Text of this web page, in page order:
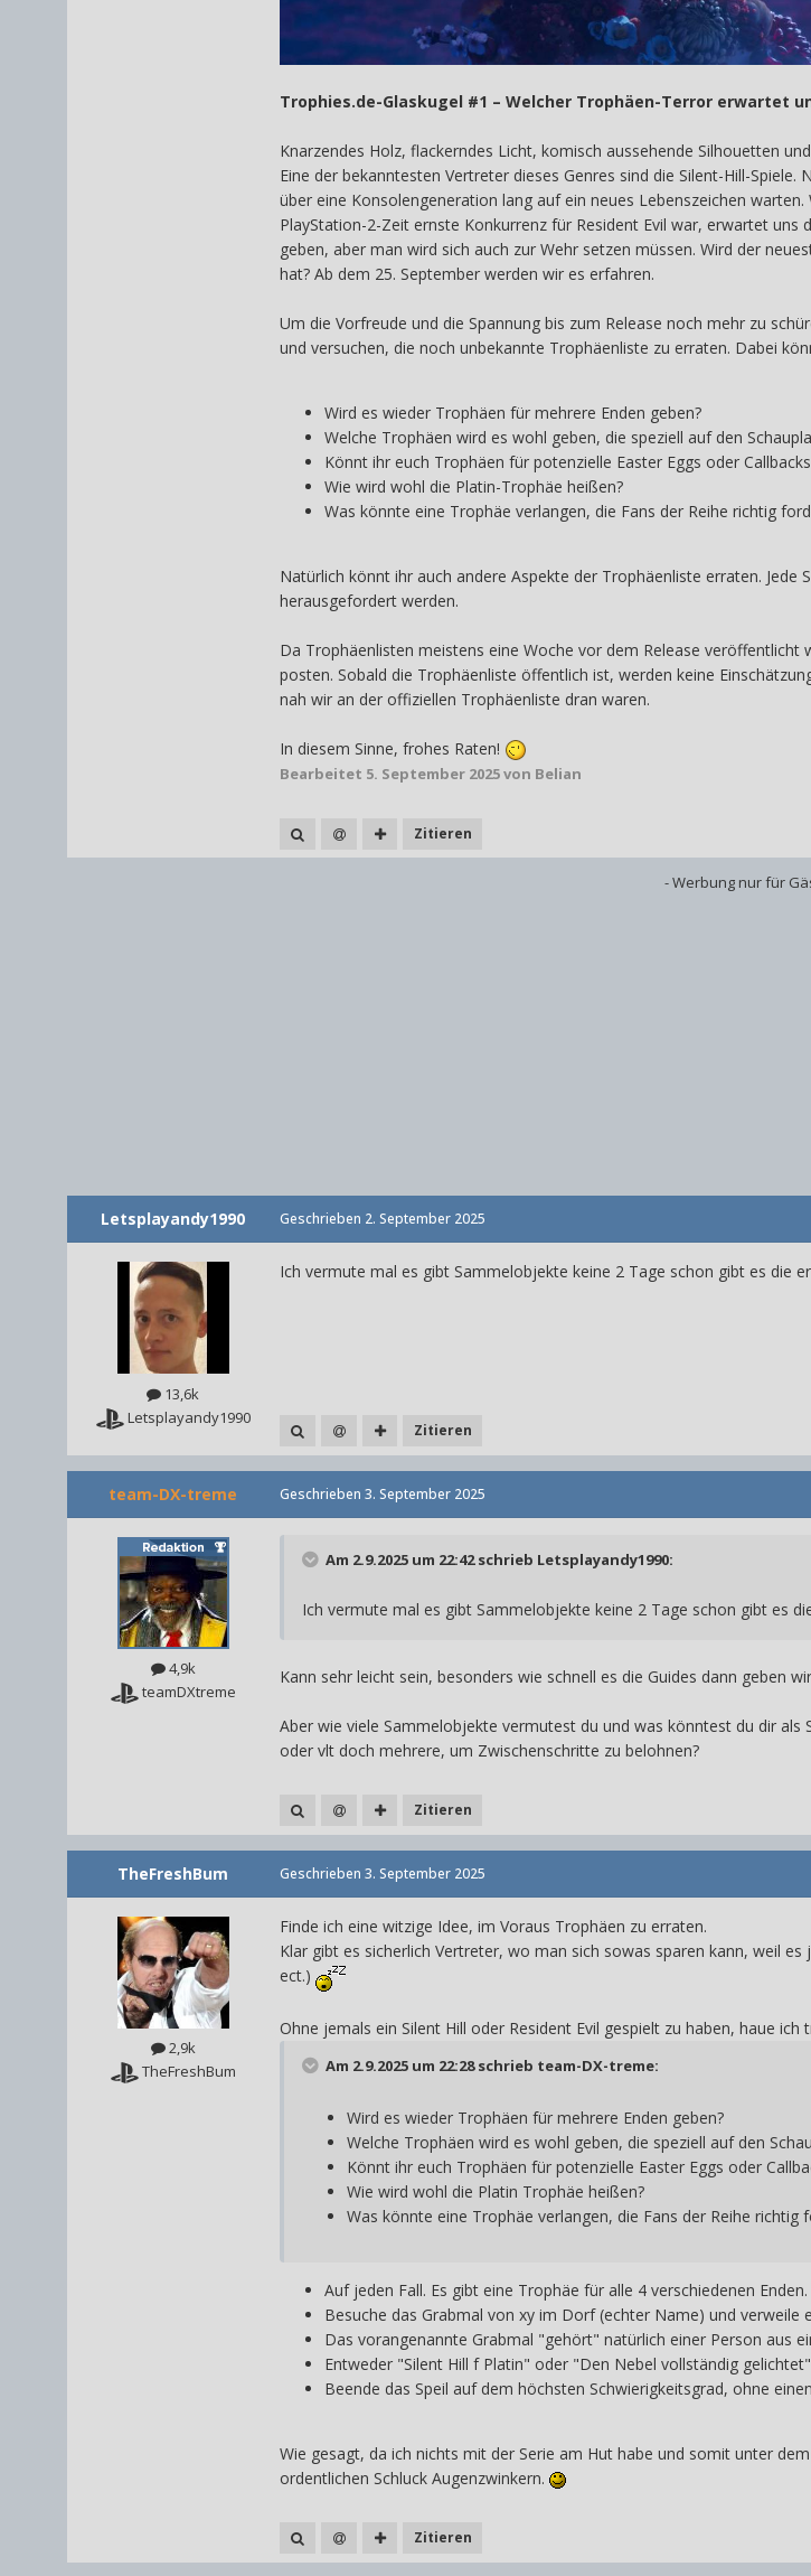
Trophies.de-Glaskugel #1 – Welcher Trophäen-Terror erwartet
Knarzendes Holz, flackerndes Licht, komisch aussehende Silhouetten
Eine der bekanntesten Vertreter dieses Genres sind die Silent-Hill-
über eine Konsolengeneration lang auf ein neues Lebenszeichen
PlayStation-2-Zeit ernste Konkurrenz für Resident Evil war, erwartet uns
geben, aber man wird sich auch zur Wehr setzen müssen. Wird der
hat? Ab dem 25. September werden wir es erfahren.
Um die Vorfreude und die Spannung bis zum Release noch mehr zu
und versuchen, die noch unbekannte Trophäenliste zu erraten. Dabei
Wird es wieder Trophäen für mehrere Enden geben?
Welche Trophäen wird es wohl geben, die speziell auf den
Könnt ihr euch Trophäen für potenzielle Easter Eggs oder
Wie wird wohl die Platin-Trophäe heißen?
Was könnte eine Trophäe verlangen, die Fans der Reihe richtig
Natürlich könnt ihr auch andere Aspekte der Trophäenliste erraten.
herausgefordert werden.
Da Trophäenlisten meistens eine Woche vor dem Release veröffentlicht
posten. Sobald die Trophäenliste öffentlich ist, werden keine
nah wir an der offiziellen Trophäenliste dran waren.
In diesem Sinne, frohes Raten!
Bearbeitet 5. September 2025von Belian
Zitieren
- Werbung nur für
Letsplayandy1990
13,6k
Letsplayandy1990
Geschrieben 2. September 2025
Ich vermute mal es gibt Sammelobjekte keine 2 Tage schon gibt es die
Zitieren
team-DX-treme
4,9k
teamDXtreme
Geschrieben 3. September 2025
Am 2.9.2025 um 22:42 schrieb Letsplayandy1990:
Ich vermute mal es gibt Sammelobjekte keine 2 Tage schon gibt es
Kann sehr leicht sein, besonders wie schnell es die Guides dann geben
Aber wie viele Sammelobjekte vermutest du und was könntest du dir
oder vlt doch mehrere, um Zwischenschritte zu belohnen?
Zitieren
TheFreshBum
2,9k
TheFreshBum
Geschrieben 3. September 2025
Finde ich eine witzige Idee, im Voraus Trophäen zu erraten.
Klar gibt es sicherlich Vertreter, wo man sich sowas sparen kann, weil
ect.)
Ohne jemals ein Silent Hill oder Resident Evil gespielt zu haben, haue
Am 2.9.2025 um 22:28 schrieb team-DX-treme:
Wird es wieder Trophäen für mehrere Enden geben?
Welche Trophäen wird es wohl geben, die speziell auf den
Könnt ihr euch Trophäen für potenzielle Easter Eggs oder
Wie wird wohl die Platin Trophäe heißen?
Was könnte eine Trophäe verlangen, die Fans der Reihe richtig
Auf jeden Fall. Es gibt eine Trophäe für alle 4 verschiedenen Enden.
Besuche das Grabmal von xy im Dorf (echter Name) und verweile
Das vorangenannte Grabmal "gehört" natürlich einer Person aus
Entweder "Silent Hill f Platin" oder "Den Nebel vollständig gelichtet"
Beende das Speil auf dem höchsten Schwierigkeitsgrad, ohne
Wie gesagt, da ich nichts mit der Serie am Hut habe und somit unter
ordentlichen Schluck Augenzwinkern.
Zitieren